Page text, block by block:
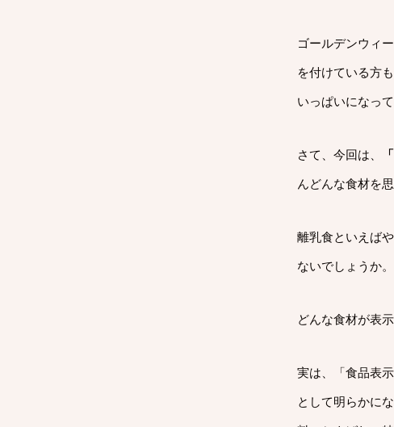
ゴールデンウィ
を付けている方
いっぱいになって
さて、今回は、
んどんな食材を
離乳食といえば
ないでしょうか。
どんな食材が表
実は、「食品表
として明らかに